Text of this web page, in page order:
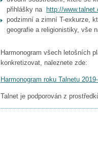
přihlášky na http://
podzimní a zimní T-exkurze,
geografie a religionistiky, vše
Harmonogram všech letošních
konkretizovat, naleznete zde:
Harmonogram roku Talnetu
Talnet je podporován z